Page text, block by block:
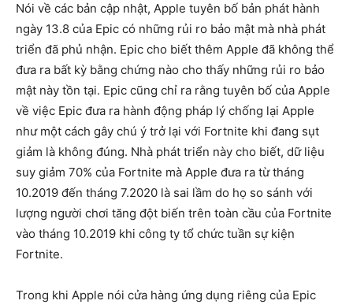
Nói về các bản cập nhật, Apple tuyên bố bản phát hành
ngày 13.8 của Epic có những rủi ro bảo mật mà nhà phát
triển đã phủ nhận. Epic cho biết thêm Apple đã không thể
đưa ra bất kỳ bằng chứng nào cho thấy những rủi ro bảo
mật này tồn tại. Epic cũng chỉ ra rằng tuyên bố của Apple
về việc Epic đưa ra hành động pháp lý chống lại Apple
như một cách gây chú ý trở lại với Fortnite khi đang sụt
giảm là không đúng. Nhà phát triển này cho biết, dữ liệu
suy giảm 70% của Fortnite mà Apple đưa ra từ tháng
10.2019 đến tháng 7.2020 là sai lầm do họ so sánh với
lượng người chơi tăng đột biến trên toàn cầu của Fortnite
vào tháng 10.2019 khi công ty tổ chức tuần sự kiện
Fortnite.
Trong khi Apple nói cửa hàng ứng dụng riêng của Epic